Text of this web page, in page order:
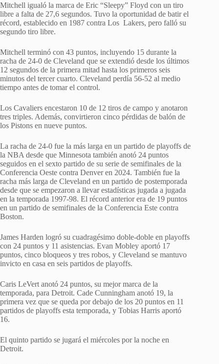
Mitchell igualó la marca de Eric “Sleepy” Floyd con un tiro
libre a falta de 27,6 segundos. Tuvo la oportunidad de batir el
récord, establecido en 1987 contra Los Lakers, pero falló su
segundo tiro libre.
Mitchell terminó con 43 puntos, incluyendo 15 durante la
racha de 24-0 de Cleveland que se extendió desde los últimos
12 segundos de la primera mitad hasta los primeros seis
minutos del tercer cuarto. Cleveland perdía 56-52 al medio
tiempo antes de tomar el control.
Los Cavaliers encestaron 10 de 12 tiros de campo y anotaron
tres triples. Además, convirtieron cinco pérdidas de balón de
los Pistons en nueve puntos.
La racha de 24-0 fue la más larga en un partido de playoffs de
la NBA desde que Minnesota también anotó 24 puntos
seguidos en el sexto partido de su serie de semifinales de la
Conferencia Oeste contra Denver en 2024. También fue la
racha más larga de Cleveland en un partido de postemporada
desde que se empezaron a llevar estadísticas jugada a jugada
en la temporada 1997-98. El récord anterior era de 19 puntos
en un partido de semifinales de la Conferencia Este contra
Boston.
James Harden logró su cuadragésimo doble-doble en playoffs
con 24 puntos y 11 asistencias. Evan Mobley aportó 17
puntos, cinco bloqueos y tres robos, y Cleveland se mantuvo
invicto en casa en seis partidos de playoffs.
Caris LeVert anotó 24 puntos, su mejor marca de la
temporada, para Detroit. Cade Cunningham anotó 19, la
primera vez que se queda por debajo de los 20 puntos en 11
partidos de playoffs esta temporada, y Tobias Harris aportó
16.
El quinto partido se jugará el miércoles por la noche en
Detroit.